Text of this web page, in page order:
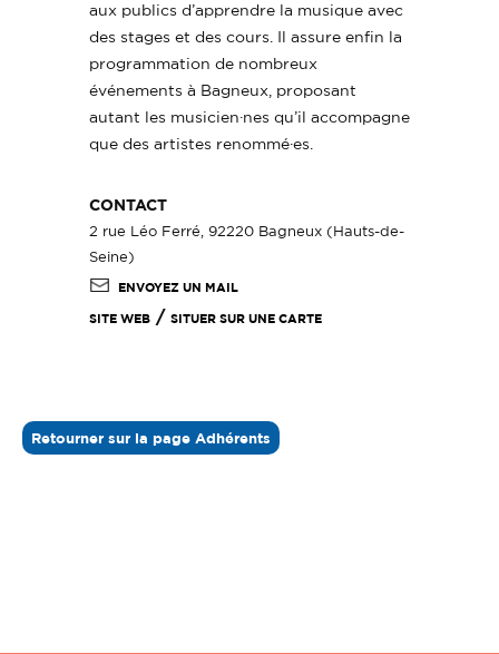
aux publics d’apprendre la musique avec
des stages et des cours. Il assure enfin la
programmation de nombreux
événements à Bagneux, proposant
autant les musicien·nes qu’il accompagne
que des artistes renommé·es.
CONTACT
2 rue Léo Ferré, 92220 Bagneux (Hauts-de-
Seine)
ENVOYEZ UN MAIL
SITE WEB / SITUER SUR UNE CARTE
Retourner sur la page Adhérents